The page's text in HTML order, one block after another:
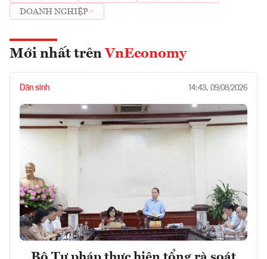
DOANH NGHIỆP
Mới nhất trên VnEconomy
Dân sinh 14:43, 09/08/2026